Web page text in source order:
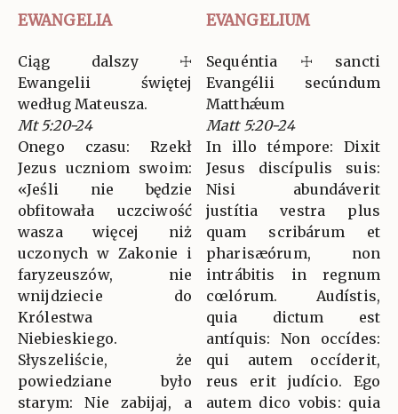
EWANGELIA EVANGELIUM
Ciąg dalszy ☩
Ewangelii świętej
według Mateusza.
Mt 5:20-24
Onego czasu: Rzekł
Jezus uczniom swoim:
«Jeśli nie będzie
obfitowała uczciwość
wasza więcej niż
uczonych w Zakonie i
faryzeuszów, nie
wnijdziecie do
Królestwa
Niebieskiego.
Słyszeliście, że
powiedziane było
starym: Nie zabijaj, a
Sequéntia ☩ sancti
Evangélii secúndum
Matthǽum
Matt 5:20-24
In illo témpore: Dixit
Jesus discípulis suis:
Nisi abundáverit
justítia vestra plus
quam scribárum et
pharisæórum, non
intrábitis in regnum
cœlórum. Audístis,
quia dictum est
antíquis: Non occídes:
qui autem occíderit,
reus erit judício. Ego
autem dico vobis: quia